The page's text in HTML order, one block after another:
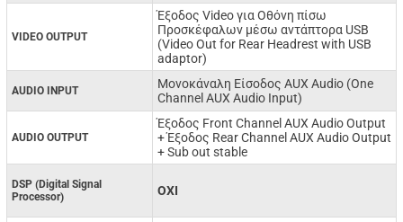
VIDEO OUTPUT
Έξοδος Video για Οθόνη πίσω
Προσκέφαλων μέσω αντάπτορα USB
(Video Out for Rear Headrest with USB
adaptor)
AUDIO INPUT
Μονοκάναλη Είσοδος AUX Audio (One
Channel AUX Audio Input)
AUDIO OUTPUT
Έξοδος Front Channel AUX Audio Output
+ Έξοδος Rear Channel AUX Audio Output
+ Sub out stable
DSP (Digital Signal
Processor)
ΟΧΙ